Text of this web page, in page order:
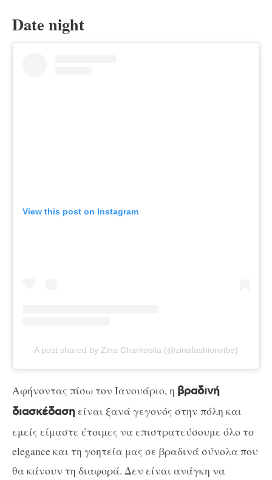
Date night
View this post on Instagram
A post shared by Zina Charkoplia (@zinafashionvibe)
Αφήνοντας πίσω τον Ιανουάριο, η βραδινή
διασκέδασηείναι ξανά γεγονός στην πόλη και
εμείς είμαστε έτοιμες να επιστρατεύσουμε όλο το
elegance και τη γοητεία μας σε βραδινά σύνολα που
θα κάνουν τη διαφορά. Δεν είναι ανάγκη να